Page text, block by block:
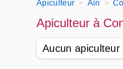
Apiculteur Ain
Apiculteur à
Aucun